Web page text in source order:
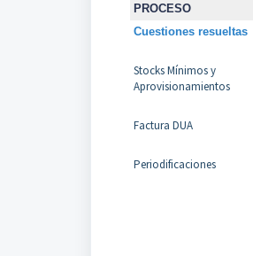
PROCESO
Cuestiones resueltas
Stocks Mínimos y
Aprovisionamientos
Factura DUA
Periodificaciones